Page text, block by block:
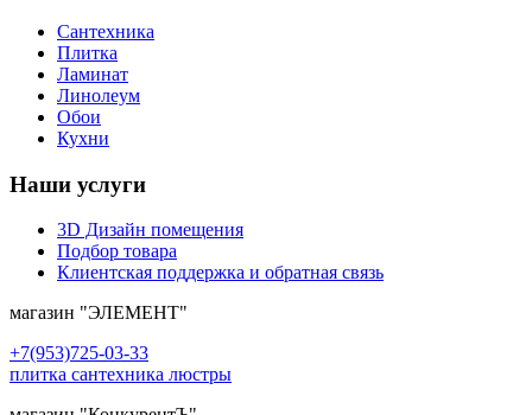
Сантехника
Плитка
Ламинат
Линолеум
Обои
Кухни
Наши услуги
3D Дизайн помещения
Подбор товара
Клиентская поддержка и обратная связь
магазин "ЭЛЕМЕНТ"
+7(953)725-03-33
плитка сантехника люстры